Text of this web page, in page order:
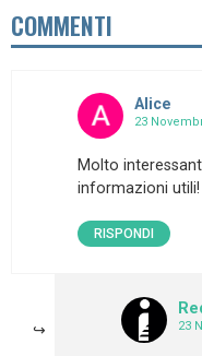
COMMENTI
Alice
23
Molto
informazioni utili!
RISPONDI
23